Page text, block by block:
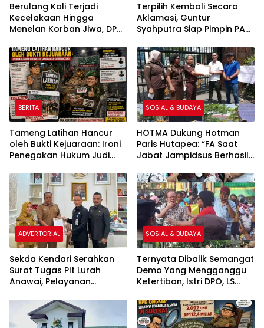
Berulang Kali Terjadi
Kecelakaan Hingga
Menelan Korban Jiwa, DPD
Penghentian Aktivitas
Hauling dan Evaluasi Total
Perizinan PT Sultra Prima
Lestari
Terpilih Kembali Secara
Aklamasi, Guntur
Syahputra Siap Pimpin PAC
Denai Periode 2026–2029
BERITA
Tameng Latihan Hancur
oleh Bukti Kejuaraan: Ironi
Penegakan Hukum Judi
Johor
SOSIAL & BUDAYA
HOTMA Dukung Hotman
Paris Hutapea: “FA Saat
Jabat Jampidsus Berhasil
Rp430 Triliun”
ADVERTORIAL
Sekda Kendari Serahkan
Surat Tugas Plt Lurah
Anawai, Pelayanan
Tetap Berjalan
SOSIAL & BUDAYA
Ternyata Dibalik Semangat
Demo Yang Mengganggu
Ketertiban, Istri DPO, LS
Suaminya